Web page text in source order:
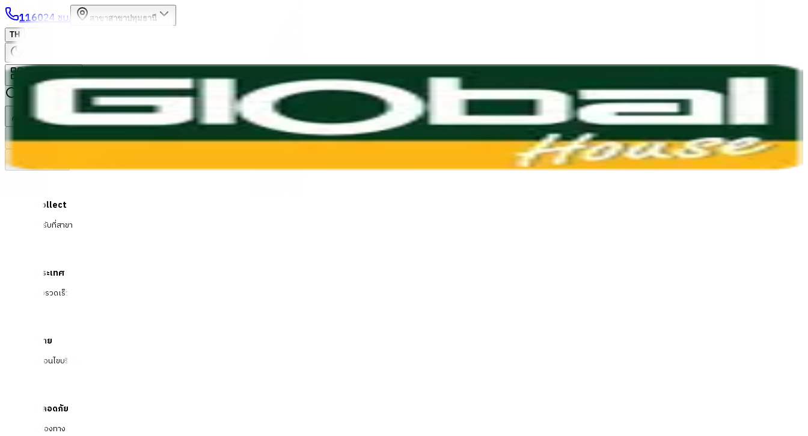
116024 ชม. สาขาสาขาปทุมธานี
TH
หมวดหมู่สินค้า
ค้นหา
บัญชีของฉัน
Previous slide
Click & Collect
สั่งออนไลน์ รับที่สาขา
จัดส่งทั่วประเทศ
บริการจัดส่งรวดเร็ว
คืนสินค้าง่าย
คืนได้ตามเงื่อนไขบริษัท
ชำระเงินปลอดภัย
หลากหลายช่องทาง